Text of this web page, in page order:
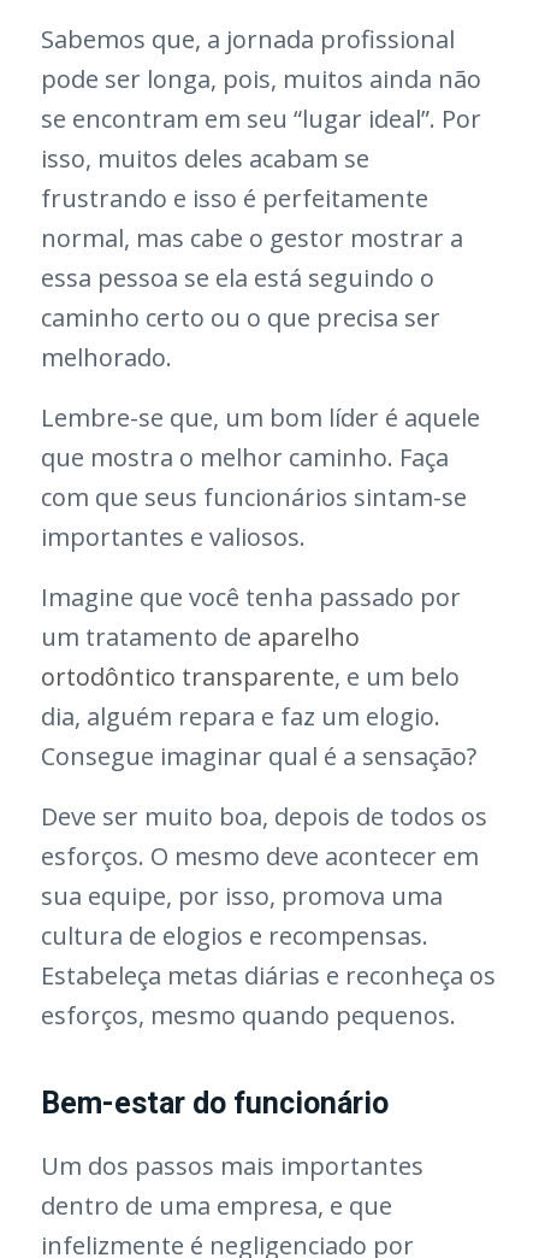
Sabemos que, a jornada profissional
pode ser longa, pois, muitos ainda não
se encontram em seu “lugar ideal”. Por
isso, muitos deles acabam se
frustrando e isso é perfeitamente
normal, mas cabe o gestor mostrar a
essa pessoa se ela está seguindo o
caminho certo ou o que precisa ser
melhorado.
Lembre-se que, um bom líder é aquele
que mostra o melhor caminho. Faça
com que seus funcionários sintam-se
importantes e valiosos.
Imagine que você tenha passado por
um tratamento de aparelho
ortodôntico transparente, e um belo
dia, alguém repara e faz um elogio.
Consegue imaginar qual é a sensação?
Deve ser muito boa, depois de todos os
esforços. O mesmo deve acontecer em
sua equipe, por isso, promova uma
cultura de elogios e recompensas.
Estabeleça metas diárias e reconheça os
esforços, mesmo quando pequenos.
Bem-estar do funcionário
Um dos passos mais importantes
dentro de uma empresa, e que
infelizmente é negligenciado por